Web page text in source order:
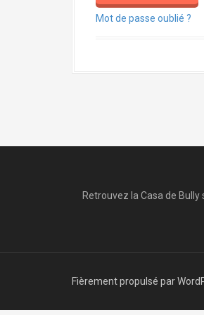
Mot de passe oublié ?
Retrouvez la Casa de Bully
Fièrement propulsé par